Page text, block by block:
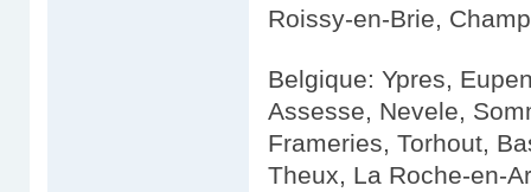
Roissy-en-Brie,
Belgique: Ypres,
Assesse, Nevele,
Frameries, Torhout,
Theux, La Roche-en-